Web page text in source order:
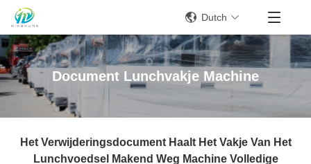
Dutch
Document Lunchvakje Machine
Het Verwijderingsdocument Haalt Het Vakje Van Het
Lunchvoedsel Makend Weg Machine Volledige